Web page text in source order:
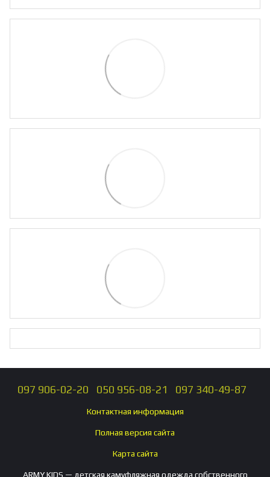
097 906-02-20 050 956-08-21 097 340-49-87
Контактная информация
Полная версия сайта
Карта сайта
ARMY KIDS — детская камуфляжная одежда собственного